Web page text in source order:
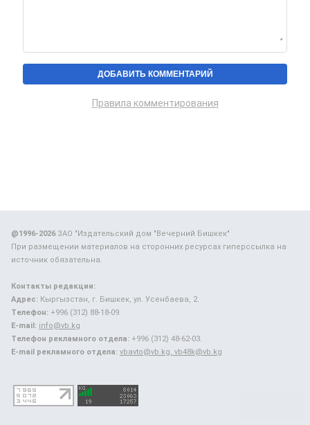
Правила комментирования
@1996-2026ЗАО "Издательский дом "Вечерний Бишкек"
При размещении материалов на сторонних ресурсах гиперссылка на
источник обязательна.
Контакты редакции:
Адрес: Кыргызстан, г. Бишкек, ул. Усенбаева, 2.
Телефон: +996 (312) 88-18-09.
E-mail: info@vb.kg
Телефон рекламного отдела: +996 (312) 48-62-03.
E-mail рекламного отдела: vbavto@vb.kg, vb48k@vb.kg